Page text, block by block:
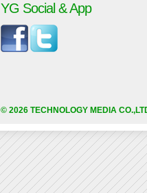
YG Social & App
© 2026 TECHNOLOGY MEDIA